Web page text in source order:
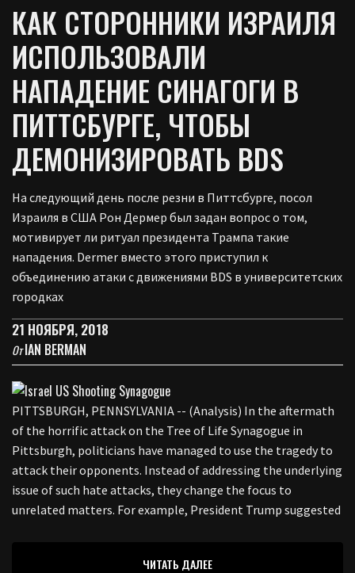
КАК СТОРОННИКИ ИЗРАИЛЯ
ИСПОЛЬЗОВАЛИ
НАПАДЕНИЕ СИНАГОГИ В
ПИТТСБУРГЕ, ЧТОБЫ
ДЕМОНИЗИРОВАТЬ BDS
На следующий день после резни в Питтсбурге, посол
Израиля в США Рон Дермер был задан вопрос о том,
мотивирует ли ритуал президента Трампа такие
нападения. Dermer вместо этого приступил к
объединению атаки с движениями BDS в университетских
городках
21 НОЯБРЯ, 2018
ОтIAN BERMAN
PITTSBURGH, PENNSYLVANIA -- (Analysis) In the aftermath
of the horrific attack on the Tree of Life Synagogue in
Pittsburgh, politicians have managed to use the tragedy to
attack their opponents. Instead of addressing the underlying
issue of such hate attacks, they change the focus to
unrelated matters. For example, President Trump suggested
ЧИТАТЬ ДАЛЕЕ